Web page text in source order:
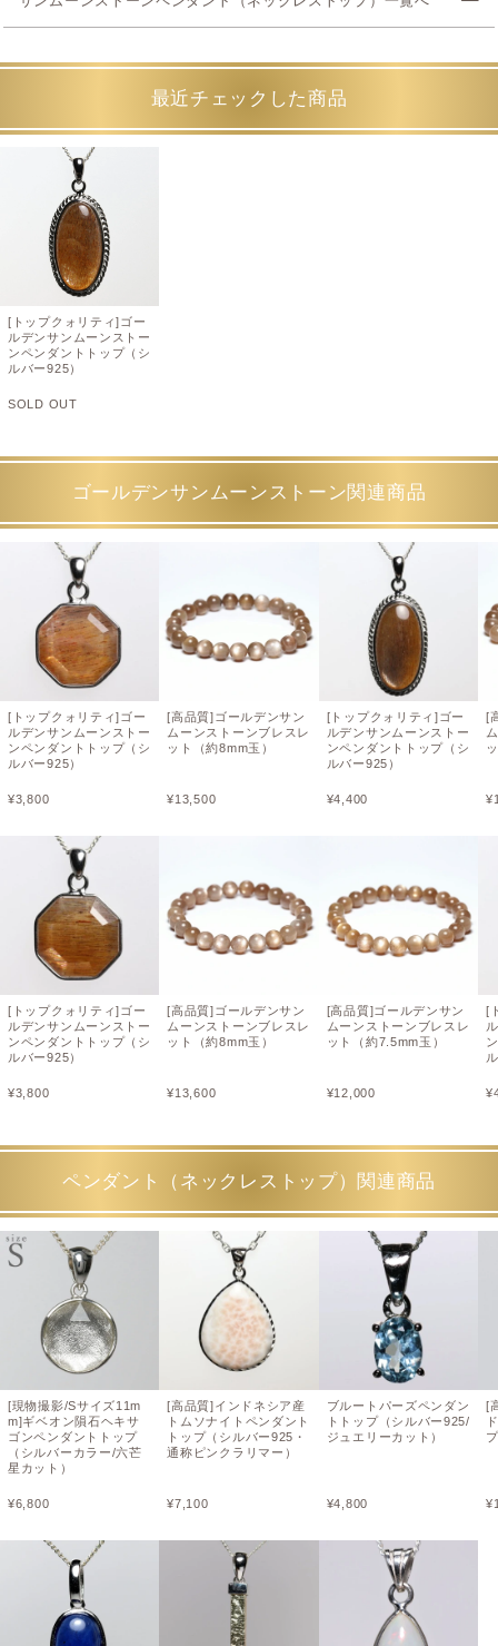
最近チェックした商品
[トップクォリティ]ゴー
ルデンサンムーンストー
ンペンダントトップ（シ
ルバー925）
SOLD OUT
ゴールデンサンムーンストーン関連商品
[トップクォリティ]ゴー
ルデンサンムーンストー
ンペンダントトップ（シ
ルバー925）
¥3,800
[トップクォリティ]ゴー
ルデンサンムーンストー
ンペンダントトップ（シ
ルバー925）
¥3,800
[高品質]ゴールデンサン
ムーンストーンブレスレ
ット（約8mm玉）
¥13,500
[高品質]ゴールデンサン
ムーンストーンブレスレ
ット（約8mm玉）
¥13,600
[トップクォリティ]ゴー
ルデンサンムーンストー
ンペンダントトップ（シ
ルバー925）
¥4,400
[高品質]ゴールデンサン
ムーンストーンブレスレ
ット（約7.5mm玉）
¥12,000
[
¥
[
¥
ペンダント（ネックレストップ）関連商品
[現物撮影/Sサイズ11m
m]ギベオン隕石ヘキサ
ゴンペンダントトップ
（シルバーカラー/六芒
星カット）
¥6,800
[高品質]インドネシア産
トムソナイトペンダント
トップ（シルバー925・
通称ピンクラリマー）
¥7,100
ブルートパーズペンダン
トトップ（シルバー925/
ジュエリーカット）
¥4,800
[
¥